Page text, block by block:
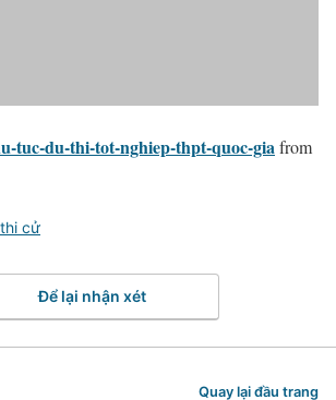
tuc-du-thi-tot-nghiep-thpt-quoc-giafrom
cử
Để lại nhận xét
Quay lại đầu trang